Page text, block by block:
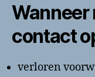
Wanneer
contact
verloren